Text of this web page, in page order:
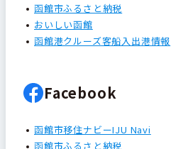
函館市ふるさと納税
おいしい函館
函館港クルーズ客船入出港情報
Facebook
函館市移住ナビーIJU Navi
函館市ふるさと納税